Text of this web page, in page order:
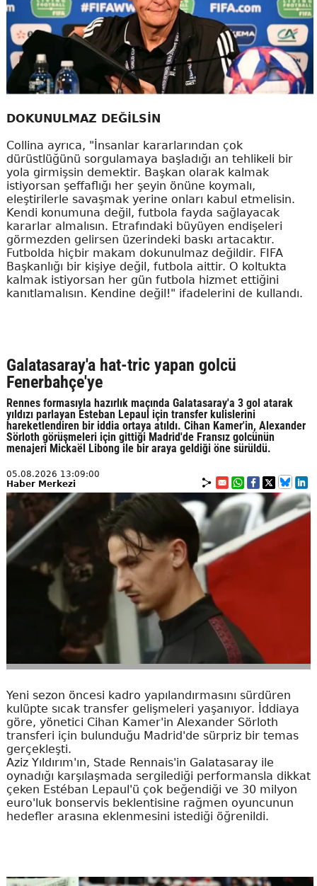
DOKUNULMAZ DEĞİLSİN
Collina ayrıca, "İnsanlar kararlarından çok
dürüstlüğünü sorgulamaya başladığı an tehlikeli bir
yola girmişsin demektir. Başkan olarak kalmak
istiyorsan şeffaflığı her şeyin önüne koymalı,
eleştirilerle savaşmak yerine onları kabul etmelisin.
Kendi konumuna değil, futbola fayda sağlayacak
kararlar almalısın. Etrafındaki büyüyen endişeleri
görmezden gelirsen üzerindeki baskı artacaktır.
Futbolda hiçbir makam dokunulmaz değildir. FIFA
Başkanlığı bir kişiye değil, futbola aittir. O koltukta
kalmak istiyorsan her gün futbola hizmet ettiğini
kanıtlamalısın. Kendine değil!" ifadelerini de kullandı.
Galatasaray'a hat-tric yapan golcü
Fenerbahçe'ye
Rennes formasıyla hazırlık maçında Galatasaray'a 3 gol atarak
yıldızı parlayan Esteban Lepaul için transfer kulislerini
hareketlendiren bir iddia ortaya atıldı. Cihan Kamer'in, Alexander
Sörloth görüşmeleri için gittiği Madrid'de Fransız golcünün
menajeri Mickaël Libong ile bir araya geldiği öne sürüldü.
05.08.2026 13:09:00
Haber Merkezi
Yeni sezon öncesi kadro yapılandırmasını sürdüren
kulüpte sıcak transfer gelişmeleri yaşanıyor. İddiaya
göre, yönetici Cihan Kamer'in Alexander Sörloth
transferi için bulunduğu Madrid'de sürpriz bir temas
gerçekleşti.
Aziz Yıldırım'ın, Stade Rennais'in Galatasaray ile
oynadığı karşılaşmada sergilediği performansla dikkat
çeken Estéban Lepaul'ü çok beğendiği ve 30 milyon
euro'luk bonservis beklentisine rağmen oyuncunun
hedefler arasına eklenmesini istediği öğrenildi.